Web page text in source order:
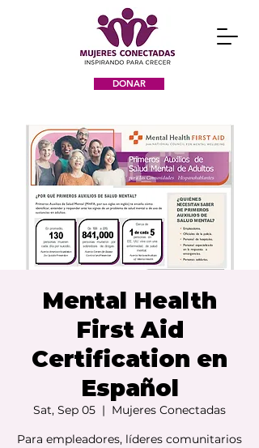
DONAR
Mental Health
First Aid
Certification en
Español
Sat, Sep 05
  |
Mujeres Conectadas
Para empleadores, líderes comunitarios